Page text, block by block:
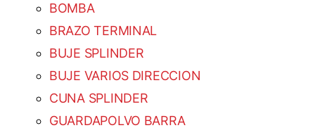
BOMBA
BRAZO TERMINAL
BUJE SPLINDER
BUJE VARIOS DIRECCION
CUNA SPLINDER
GUARDAPOLVO BARRA